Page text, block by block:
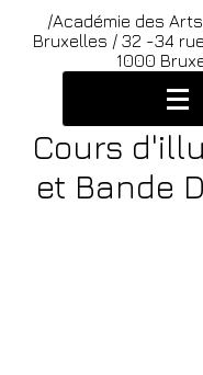
/Académie des
Bruxelles / 32 -34
1000
Cours
et Bande